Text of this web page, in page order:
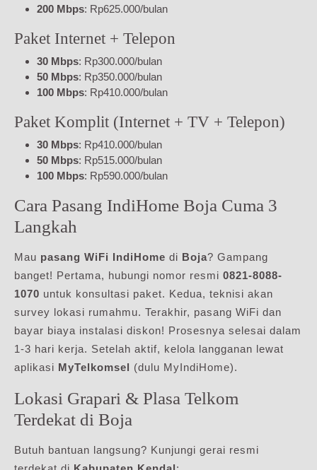
200 Mbps: Rp625.000/bulan
Paket Internet + Telepon
30 Mbps: Rp300.000/bulan
50 Mbps: Rp350.000/bulan
100 Mbps: Rp410.000/bulan
Paket Komplit (Internet + TV + Telepon)
30 Mbps: Rp410.000/bulan
50 Mbps: Rp515.000/bulan
100 Mbps: Rp590.000/bulan
Cara Pasang IndiHome Boja Cuma 3
Langkah
Mau pasang WiFi IndiHome di Boja? Gampang
banget! Pertama, hubungi nomor resmi 0821-8088-
1070 untuk konsultasi paket. Kedua, teknisi akan
survey lokasi rumahmu. Terakhir, pasang WiFi dan
bayar biaya instalasi diskon! Prosesnya selesai dalam
1-3 hari kerja. Setelah aktif, kelola langganan lewat
aplikasi MyTelkomsel (dulu MyIndiHome).
Lokasi Grapari & Plasa Telkom
Terdekat di Boja
Butuh bantuan langsung? Kunjungi gerai resmi